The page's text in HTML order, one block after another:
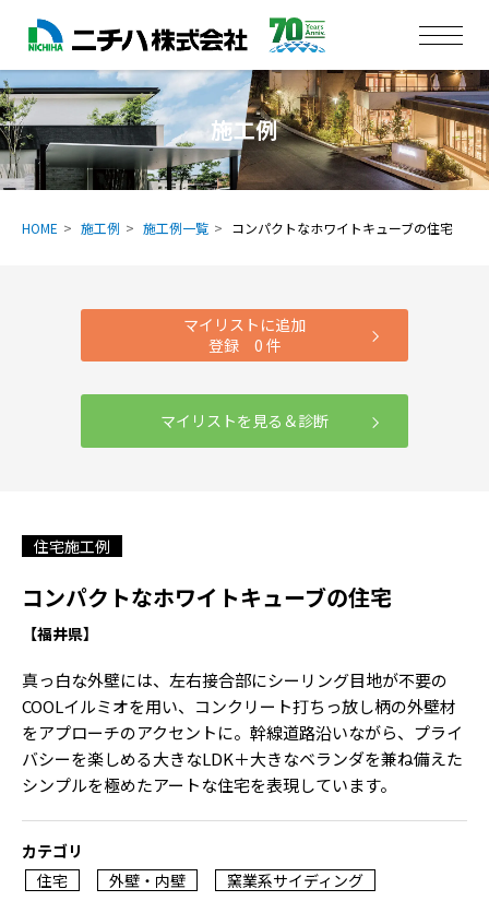
施工例
HOME 施工例 施工例一覧 コンパクトなホワイトキューブの住宅
マイリストに追加
登録 0 件
マイリストを見る＆診断
住宅施工例
コンパクトなホワイトキューブの住宅
【福井県】
真っ白な外壁には、左右接合部にシーリング目地が不要の
COOLイルミオを用い、コンクリート打ちっ放し柄の外壁材
をアプローチのアクセントに。幹線道路沿いながら、プライ
バシーを楽しめる大きなLDK＋大きなベランダを兼ね備えた
シンプルを極めたアートな住宅を表現しています。
カテゴリ
住宅
外壁・内壁
窯業系サイディング